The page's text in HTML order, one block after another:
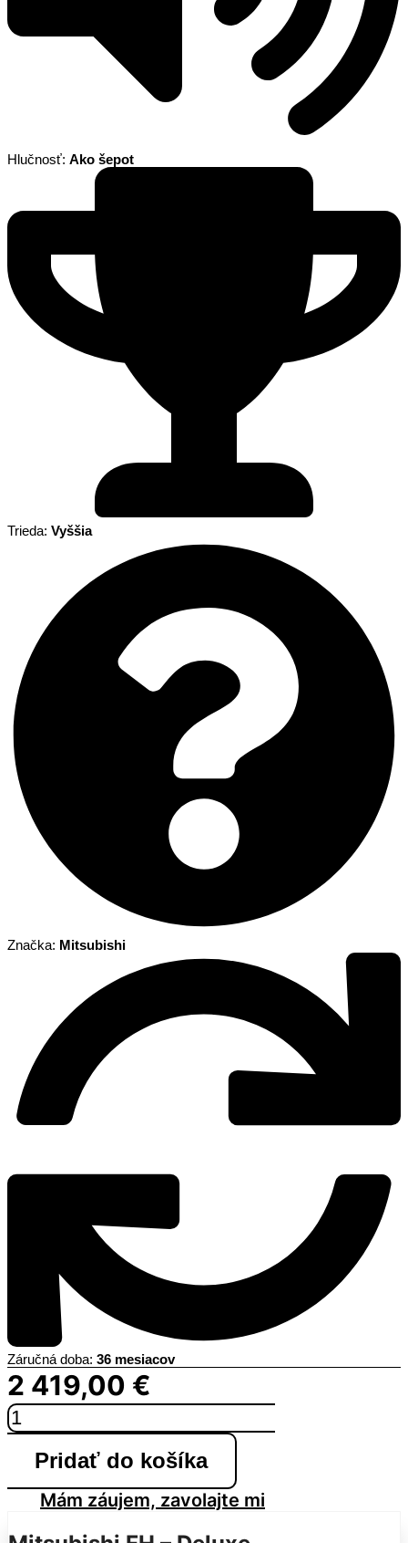
Hlučnosť: Ako šepot
Trieda: Vyššia
Značka: Mitsubishi
Záručná doba: 36 mesiacov
2 419,00 €
množstvo
MITSUBISHI
HYPER
3,5kW
Pridať do košíka
Mám záujem, zavolajte mi